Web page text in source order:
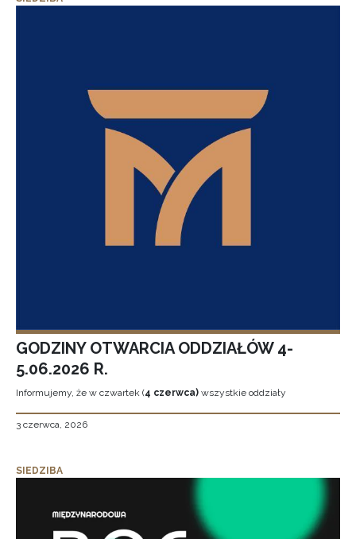
GODZINY OTWARCIA ODDZIAŁÓW 4-
5.06.2026 R.
Informujemy, że w czwartek (4 czerwca) wszystkie oddziały
3 czerwca, 2026
SIEDZIBA